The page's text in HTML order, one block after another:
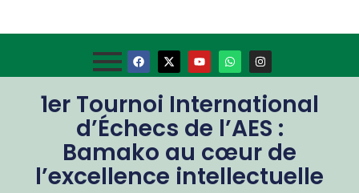
1er Tournoi International
d’Échecs de l’AES :
Bamako au cœur de
l’excellence intellectuelle